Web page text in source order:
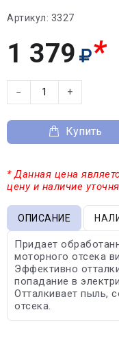
Артикул: 3327
1 379 *
− +
Купить
* Данная цена
цену и наличие
ОПИСАНИЕ
Придает
моторного отсека
Эффективно
попадание в
Отталкивает пыль,
отсека.